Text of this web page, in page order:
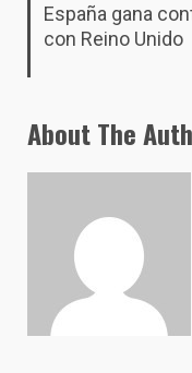
España gana
con Reino Unido
About The